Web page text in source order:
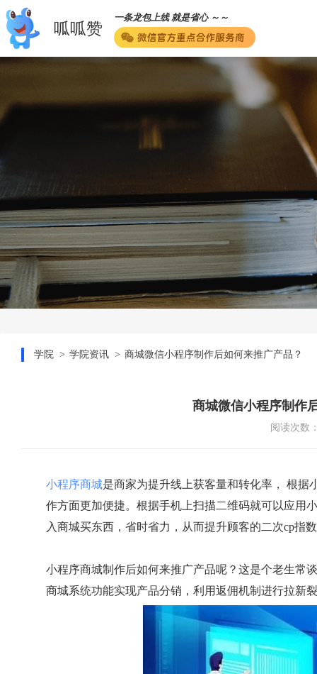
呱呱赞
一条龙包上线 就是省心 ～～
学院 学院资讯 商城微信小程序制作后如何来推广产品？
商城微信小程序制作
阅读次数
小程序商城是商家为提升线上获客量和转化率， 根据
作方面更加便捷。根据手机上扫描二维码就可以应用
入商城买东西，省时省力，从而提升顾客的二次cp指
小程序商城制作后如何来推广产品呢？这是个老生常
商城系统功能实现产品分销，利用返佣机制进行拉新